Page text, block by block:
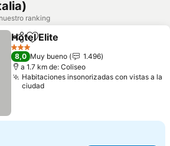
ranking
CompartirAgregar a favoritos
Hotel Elite
3 Estrellas
8,0 Muy bueno
1.496
a 1.7 km de: Coliseo
Habitaciones insonorizadas con vistas a la
ciudad